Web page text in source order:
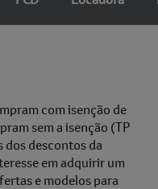
com isenção de
sem a isenção (TP
dos descontos da
em adquirir um
e modelos para